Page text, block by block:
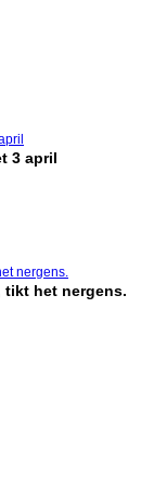
3 april
het nergens.